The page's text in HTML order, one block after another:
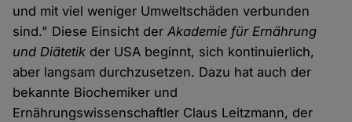
und mit viel weniger Umweltschäden verbunden
sind." Diese Einsicht derAkademie für Ernährung
und Diätetik der USA beginnt, sich kontinuierlich,
aber langsam durchzusetzen. Dazu hat auch der
bekannte Biochemiker und
Ernährungswissenschaftler Claus Leitzmann, der